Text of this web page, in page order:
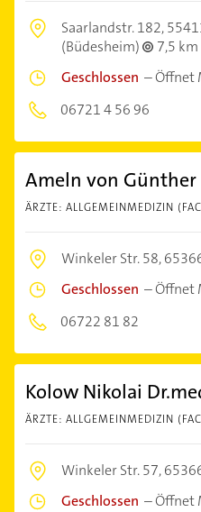
Saarlandstr. 182,
(Büdesheim)
7,5 km
Geschlossen –Öffnet
06721 4 56 96
Ameln von Günther
ÄRZTE: ALLGEMEINMEDIZIN
Winkeler Str. 58,
Geschlossen –Öffnet
06722 81 82
Kolow Nikolai
ÄRZTE: ALLGEMEINMEDIZIN
Winkeler Str. 57,
Geschlossen –Öffnet